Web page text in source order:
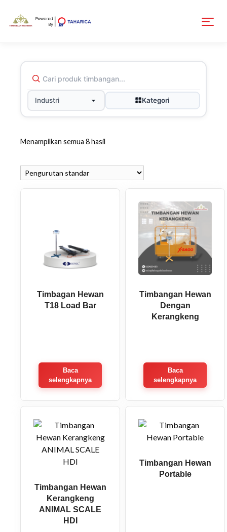
Industri Kategori
Menampilkan semua 8 hasil
Timbagan Hewan
T18 Load Bar
Baca
selengkapnya
Timbangan Hewan
Dengan
Kerangkeng
Baca
selengkapnya
Timbangan Hewan
Kerangkeng
ANIMAL SCALE
HDI
Timbangan Hewan
Portable